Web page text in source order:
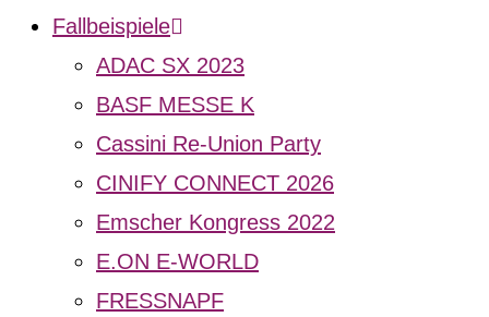
Fallbeispiele
ADAC SX 2023
BASF MESSE K
Cassini Re-Union Party
CINIFY CONNECT 2026
Emscher Kongress 2022
E.ON E-WORLD
FRESSNAPF